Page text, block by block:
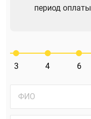
период оплаты
6
4
3